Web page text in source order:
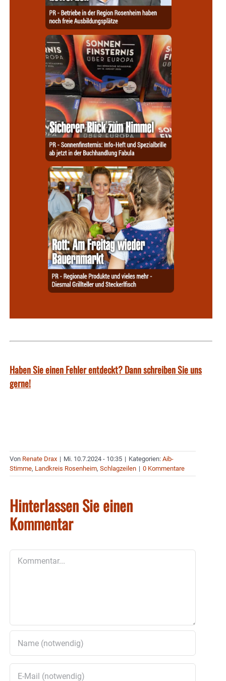
Haben Sie einen Fehler entdeckt? Dann schreiben Sie uns
gerne!
Von Renate Drax | Mi. 10.7.2024 - 10:35 | Kategorien: Aib-
Stimme, Landkreis Rosenheim, Schlagzeilen | 0 Kommentare
Hinterlassen Sie einen
Kommentar